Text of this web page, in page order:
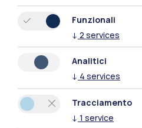
Polimi Community
Tutti i siti dell’ecosistema
Funzionali
↓ 2 services
Analitici
↓ 4 services
Tracciamento
↓ 1 service